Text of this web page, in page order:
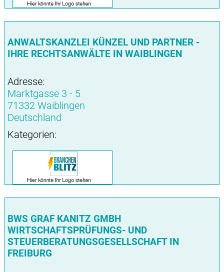
ANWALTSKANZLEI KÜNZEL UND PARTNER -
IHRE RECHTSANWÄLTE IN WAIBLINGEN
Adresse:
Marktgasse 3 - 5
71332 Waiblingen
Deutschland
Kategorien:
BWS GRAF KANITZ GMBH
WIRTSCHAFTSPRÜFUNGS- UND
STEUERBERATUNGSGESELLSCHAFT IN
FREIBURG